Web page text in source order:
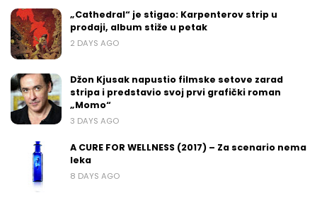
„Cathedral“ je stigao: Karpenterov strip u
prodaji, album stiže u petak
2 DAYS AGO
Džon Kjusak napustio filmske setove zarad
stripa i predstavio svoj prvi grafički roman
„Momo“
3 DAYS AGO
A CURE FOR WELLNESS (2017) – Za scenario nema
leka
8 DAYS AGO